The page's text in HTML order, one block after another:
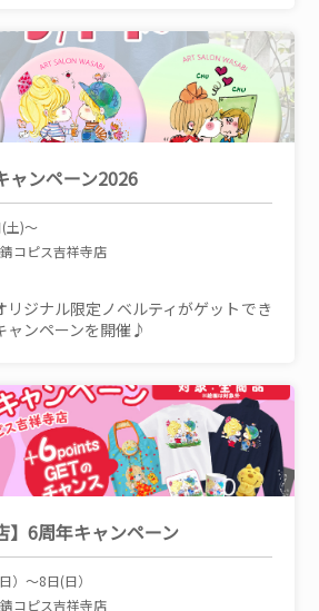
ャンペーン2026
土)～
コピス吉祥寺店
リジナル限定ノベルティがゲットでき
ャンペーンを開催♪
】6周年キャンペーン
）～8日(日）
コピス吉祥寺店